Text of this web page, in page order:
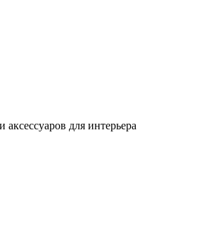
аксессуаров для интерьера